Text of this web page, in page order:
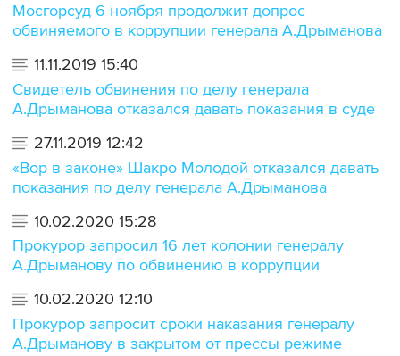
Мосгорсуд 6 ноября продолжит допрос
обвиняемого в коррупции генерала А.Дрыманова
11.11.2019 15:40
Свидетель обвинения по делу генерала
А.Дрыманова отказался давать показания в суде
27.11.2019 12:42
«Вор в законе» Шакро Молодой отказался давать
показания по делу генерала А.Дрыманова
10.02.2020 15:28
Прокурор запросил 16 лет колонии генералу
А.Дрыманову по обвинению в коррупции
10.02.2020 12:10
Прокурор запросит сроки наказания генералу
А.Дрыманову в закрытом от прессы режиме